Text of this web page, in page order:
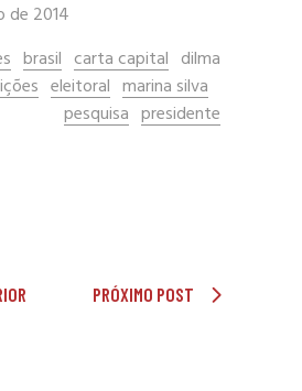
de 2014
brasil carta capital dilma
eleitoral marina silva
pesquisa presidente
PRÓXIMO POST